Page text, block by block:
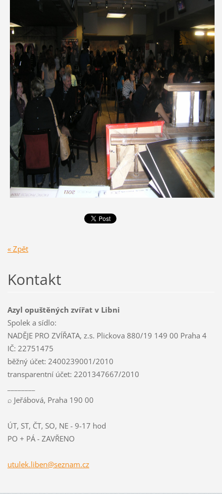
« Zpět
Kontakt
Azyl opuštěných zvířat v Libni
Spolek a sídlo:
NADĚJE PRO ZVÍŘATA, z.s. Plickova 880/19 149 00 Praha 4
IČ: 22751475
běžný účet: 2400239001/2010
transparentní účet: 2201347667/2010
⌕ Jeřábová, Praha 190 00
ÚT, ST, ČT, SO, NE - 9-17 hod
PO + PÁ - ZAVŘENO
utulek.liben@seznam.cz